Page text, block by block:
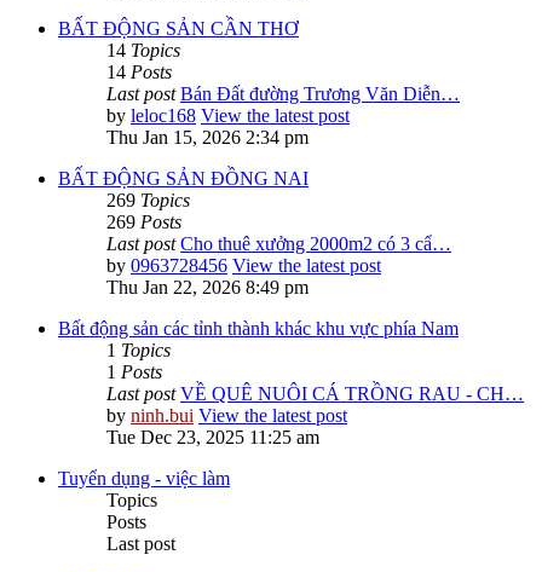
BẤT ĐỘNG SẢN CẦN THƠ
14 Topics
14 Posts
Last post Bán Đất đường Trương Văn Diễn…
by leloc168 View the latest post
Thu Jan 15, 2026 2:34 pm
BẤT ĐỘNG SẢN ĐỒNG NAI
269 Topics
269 Posts
Last post Cho thuê xưởng 2000m2 có 3 cẩ…
by 0963728456 View the latest post
Thu Jan 22, 2026 8:49 pm
Bất động sản các tỉnh thành khác khu vực phía Nam
1 Topics
1 Posts
Last post VỀ QUÊ NUÔI CÁ TRỒNG RAU - CH…
by ninh.bui View the latest post
Tue Dec 23, 2025 11:25 am
Tuyển dụng - việc làm
Topics
Posts
Last post